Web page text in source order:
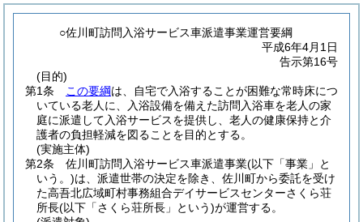
○佐川町訪問入浴サービス車派遣事業運営要綱
平成6年4月1日
告示第16号
(目的)
第1条
この要綱は、自宅で入浴することが困難な常時床につ
いている老人に、入浴設備を備えた訪問入浴車を老人の家
庭に派遣して入浴サービスを提供し、老人の健康保持と介
護者の負担軽減を図ることを目的とする。
(実施主体)
第2条
佐川町訪問入浴サービス車派遣事業(以下「事業」と
いう。)は、派遣世帯の決定を除き、佐川町から委託を受け
た高吾北広域町村事務組合デイサービスセンターさくら荘
所長(以下「さくら荘所長」という)が運営する。